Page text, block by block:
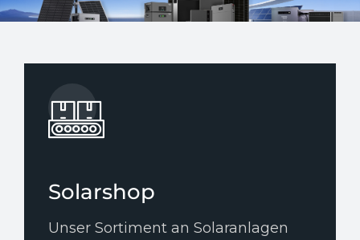
Solarshop
Unser Sortiment an Solaranlagen